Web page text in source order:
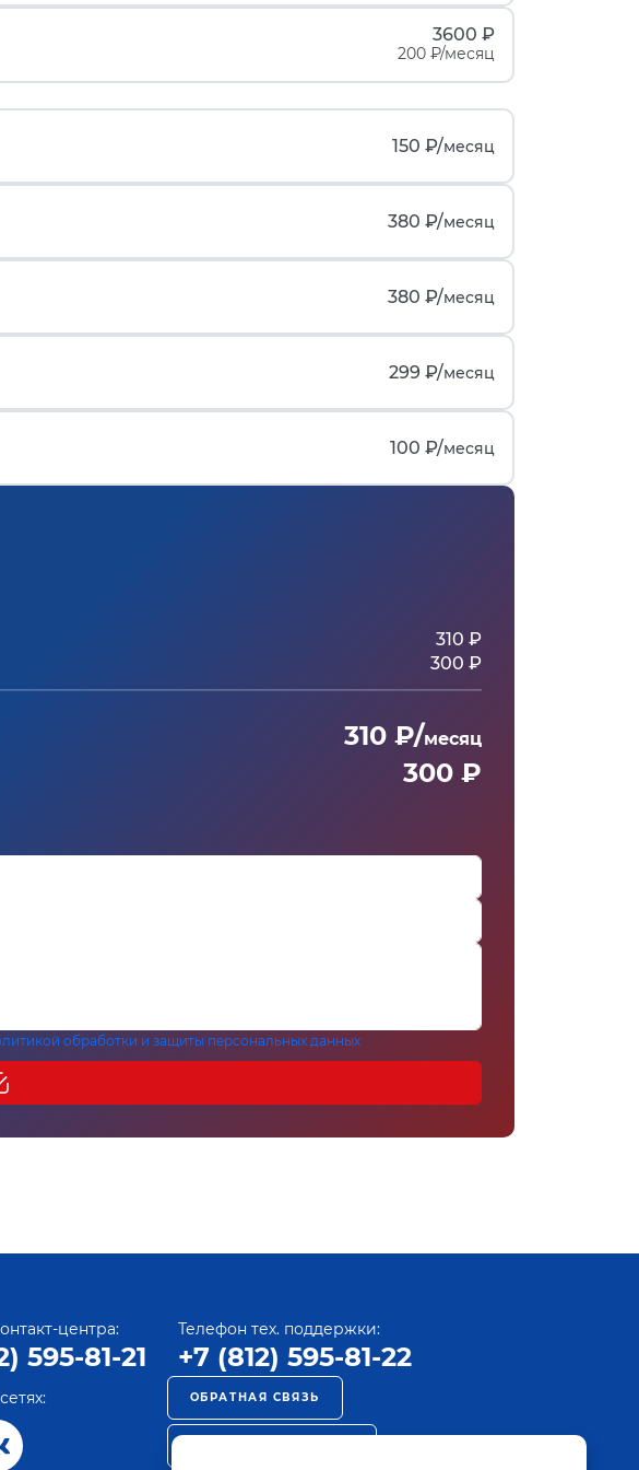
3600 ₽
200 ₽/месяц
150 ₽/месяц
380 ₽/месяц
380 ₽/месяц
299 ₽/месяц
100 ₽/месяц
310 ₽
300 ₽
310 ₽/месяц
300 ₽
обработки и защиты персональных данных
центра:
595-81-21
Телефон тех. поддержки:
+7 (812) 595-81-22
ОБРАТНАЯ СВЯЗЬ